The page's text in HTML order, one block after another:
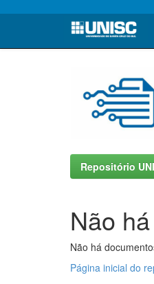
Skip
Repositório
Não
Não há
Página inicial do